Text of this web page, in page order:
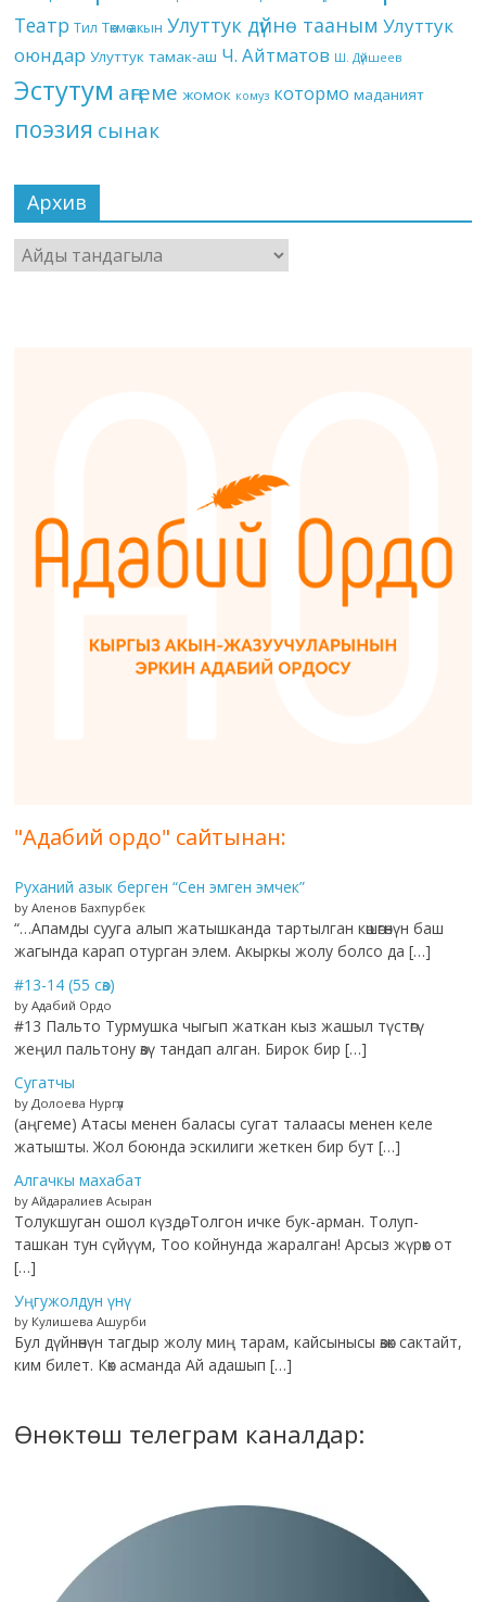
Театр Тил Төкмө акын Улуттук дүйнө тааным Улуттук
оюндар Улуттук тамак-аш Ч. Айтматов Ш. Дүйшеев
Эстутум аңгеме жомок комуз котормо маданият
поэзия сынак
Архив
Архив
"Адабий ордо" сайтынан:
Руханий азык берген “Сен эмген эмчек”
by Аленов Бахпурбек
“…Апамды сууга алып жатышканда тартылган көшөгөнүн баш
жагында карап отурган элем. Акыркы жолу болсо да […]
#13-14 (55 сөз)
by Адабий Ордо
#13 Пальто Турмушка чыгып жаткан кыз жашыл түстөгү
жеңил пальтону өзү тандап алган. Бирок бир […]
Сугатчы
by Долоева Нургүл
(аңгеме) Атасы менен баласы сугат талаасы менен келе
жатышты. Жол боюнда эскилиги жеткен бир бут […]
Алгачкы махабат
by Айдаралиев Асыран
Толукшуган ошол күздө, Толгон ичке бук-арман. Толуп-
ташкан тун сүйүүм, Тоо койнунда жаралган! Арсыз жүрөк от
[…]
Уңгужолдун үнү
by Кулишева Ашурби
Бул дүйнөнүн тагдыр жолу миң тарам, кайсынысы өзөк сактайт,
ким билет. Көк асманда Ай адашып […]
Өнөктөш телеграм каналдар: